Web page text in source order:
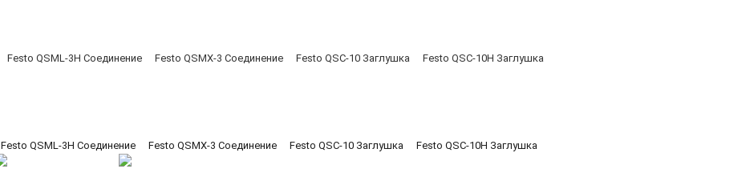
Festo QSML-3H Соединение Festo QSMX-3 Соединение Festo QSC-10 Заглушка Festo QSC-10H Заглушка